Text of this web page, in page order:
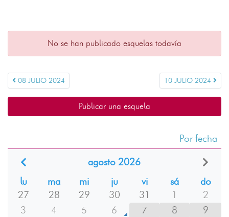
No se han publicado esquelas todavía
08 JULIO 2024 10 JULIO 2024
Publicar una esquela
Por fecha
agosto 2026
lu
ma mi ju vi sá
do
27
28 29 30 31 1
2
3
4 5 6 7 8
9